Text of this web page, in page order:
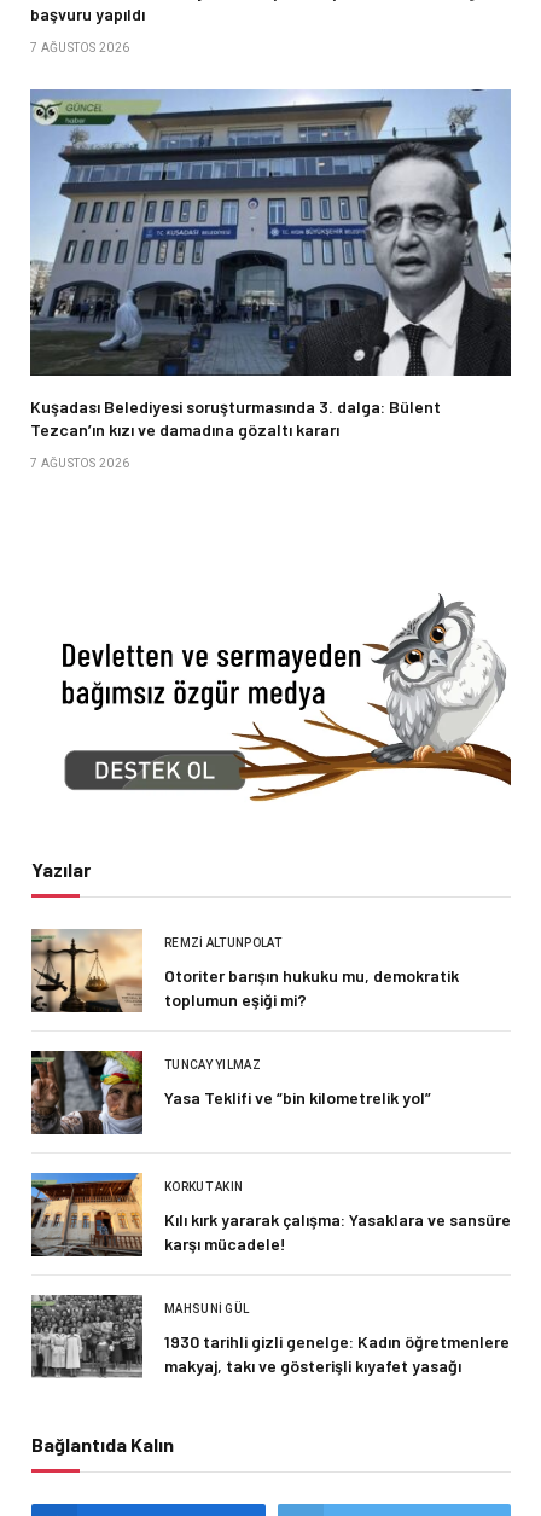
başvuru yapıldı
7 AĞUSTOS 2026
Kuşadası Belediyesi soruşturmasında 3. dalga: Bülent
Tezcan’ın kızı ve damadına gözaltı kararı
7 AĞUSTOS 2026
Yazılar
REMZI ALTUNPOLAT
Otoriter barışın hukuku mu, demokratik
toplumun eşiği mi?
TUNCAY YILMAZ
Yasa Teklifi ve “bin kilometrelik yol”
KORKUT AKIN
Kılı kırk yararak çalışma: Yasaklara ve sansüre
karşı mücadele!
MAHSUNI GÜL
1930 tarihli gizli genelge: Kadın öğretmenlere
makyaj, takı ve gösterişli kıyafet yasağı
Bağlantıda Kalın